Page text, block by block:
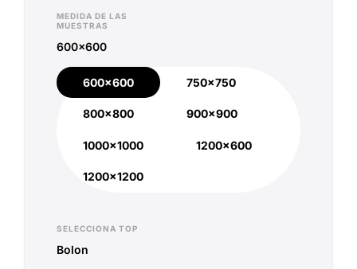
MEDIDA DE LAS
MUESTRAS
600x600
600x600
600x600
750x750
750x750
800x800 900x900
1000x1000 1200x600
1200x1200
SELECCIONA TOP
Bolon